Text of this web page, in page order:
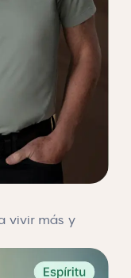
vivir más y